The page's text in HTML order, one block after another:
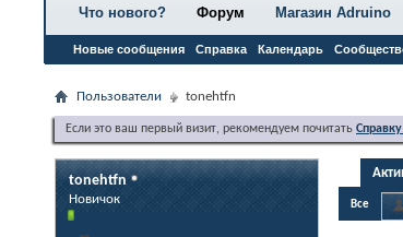
Что нового? Форум
Новые сообщения Справка Календарь
Магазин Adruino
Пользователи tonehtfn
Если это ваш первый визит, рекомендуем почитать Справку
tonehtfn
Новичок Все